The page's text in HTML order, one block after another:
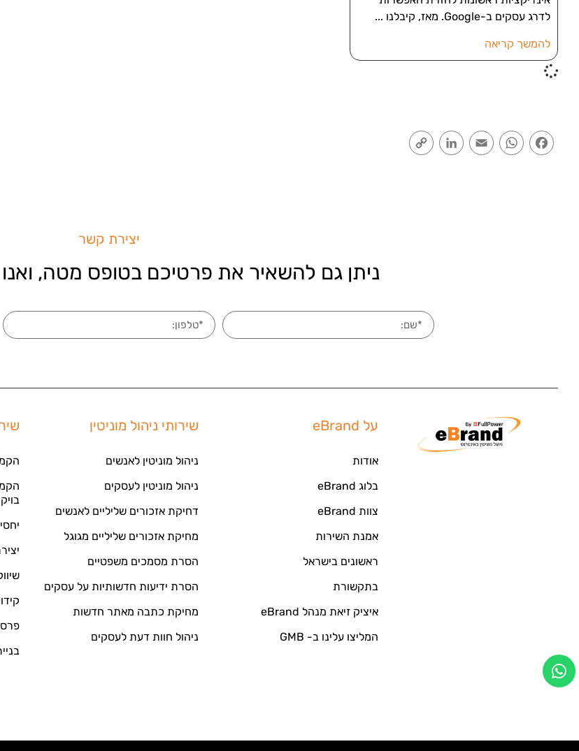
לדרג עסקים ב-Google. מאז, קיבלנו
להמשך קריאה
Facebook
WhatsApp
Email
LinkedIn
יצירת קשר
ניתן גם להשאיר את פרטיכם בטופס מטה,
על eBrand
אודות
בלוג eBrand
צוות eBrand
אמנת השירות
ראשונים בישראל
בתקשורת
איציק זיאת מנהל eBrand
המליצו עלינו ב- GMB
שירותי ניהול מוניטין
ניהול מוניטין לאנשים
ניהול מוניטין לעסקים
דחיקת אזכורים שליליים לאנשים
מחיקת אזכורים שליליים מגוגל
הסרת מסמכים משפטיים
הסרת ידיעות חדשותיות על עסקים
מחיקת כתבה מאתר חדשות
ניהול חוות דעת לעסקים